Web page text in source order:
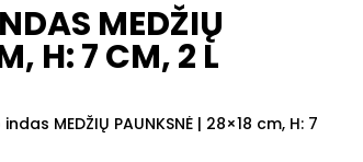
MEDŽIŲ
H: 7 CM, 2 L
MEDŽIŲ PAUNKSNĖ | 28×18 cm, H: 7